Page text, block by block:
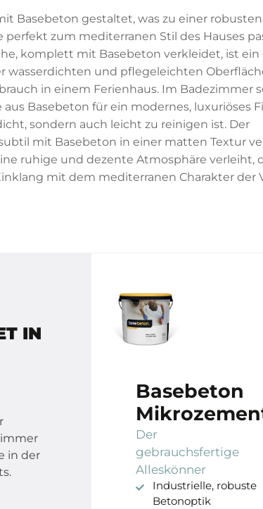
Basebeton gestaltet, was zu einer
perfekt zum mediterranen Stil des Hauses
komplett mit Basebeton verkleidet, ist ein
wasserdichten und pflegeleichten
in einem Ferienhaus. Im Badezimmer
Basebeton für ein modernes, luxuriöses
sondern auch leicht zu reinigen ist. Der
mit Basebeton in einer matten Textur
ruhige und dezente Atmosphäre verleiht,
mit dem mediterranen Charakter der
IN
in der
Basebeton
Der
gebrauchsfertige
Alleskönner
Industrielle, robuste
Betonoptik